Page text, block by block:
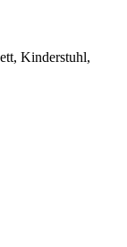
Kinderstuhl,